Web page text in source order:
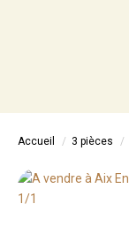
Accueil 3 pièces